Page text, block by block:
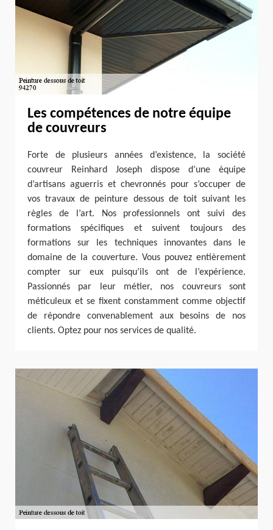
Les compétences de notre équipe
de couvreurs
Forte de plusieurs années d’existence, la société
couvreur Reinhard Joseph dispose d’une équipe
d’artisans aguerris et chevronnés pour s’occuper de
vos travaux de peinture dessous de toit suivant les
règles de l’art. Nos professionnels ont suivi des
formations spécifiques et suivent toujours des
formations sur les techniques innovantes dans le
domaine de la couverture. Vous pouvez entièrement
compter sur eux puisqu’ils ont de l’expérience.
Passionnés par leur métier, nos couvreurs sont
méticuleux et se fixent constamment comme objectif
de répondre convenablement aux besoins de nos
clients. Optez pour nos services de qualité.